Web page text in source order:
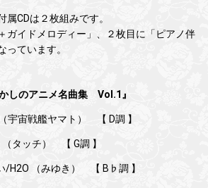
CDは２枚組みです。
ガイドメロディー」、２枚目に「ピアノ伴
っています。
しのアニメ名曲集 Vol.1』
宇宙戦艦ヤマト） 【 D調 】
タッチ） 【 G調 】
/H2O （みゆき） 【 B♭調 】